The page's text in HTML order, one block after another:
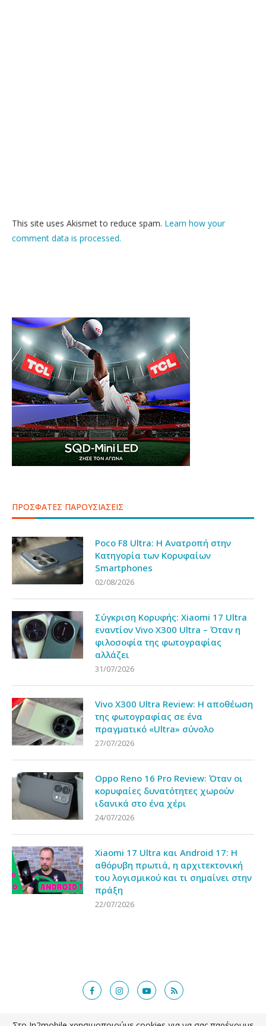
This site uses Akismet to reduce spam. Learn how your
comment data is processed.
ΠΡΟΣΦΑΤΕΣ ΠΑΡΟΥΣΙΑΣΕΙΣ
Poco F8 Ultra: Η Ανατροπή στην
Κατηγορία των Κορυφαίων
Smartphones
02/08/2026
Σύγκριση Κορυφής: Xiaomi 17 Ultra
εναντίον Vivo X300 Ultra – Όταν η
φιλοσοφία της φωτογραφίας
αλλάζει
31/07/2026
Vivo X300 Ultra Review: Η αποθέωση
της φωτογραφίας σε ένα
πραγματικό «Ultra» σύνολο
27/07/2026
Oppo Reno 16 Pro Review: Όταν οι
κορυφαίες δυνατότητες χωρούν
ιδανικά στο ένα χέρι
24/07/2026
Xiaomi 17 Ultra και Android 17: Η
αθόρυβη πρωτιά, η αρχιτεκτονική
του λογισμικού και τι σημαίνει στην
πράξη
22/07/2026